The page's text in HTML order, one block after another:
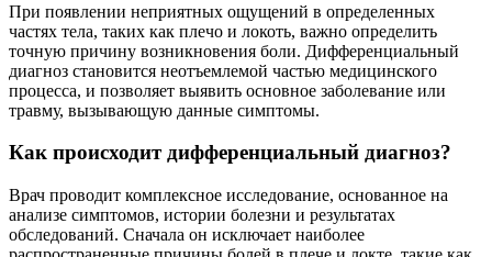
При появлении неприятных ощущений в определенных
частях тела, таких как плечо и локоть, важно определить
точную причину возникновения боли. Дифференциальный
диагноз становится неотъемлемой частью медицинского
процесса, и позволяет выявить основное заболевание или
травму, вызывающую данные симптомы.
Как происходит дифференциальный диагноз?
Врач проводит комплексное исследование, основанное на
анализе симптомов, истории болезни и результатах
обследований. Сначала он исключает наиболее